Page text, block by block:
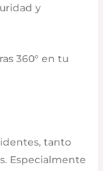
y
360° en tu
tanto
Especialmente